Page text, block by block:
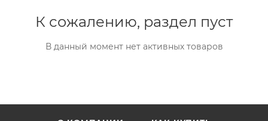
К сожалению, раздел пуст
В данный момент нет активных товаров